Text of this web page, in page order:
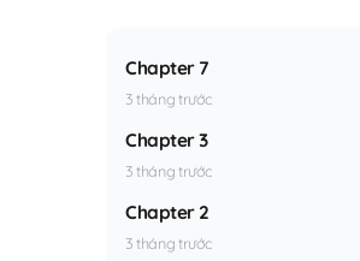
Chapter 7
3 tháng trước
Chapter 3
3 tháng trước
Chapter 2
3 tháng trước